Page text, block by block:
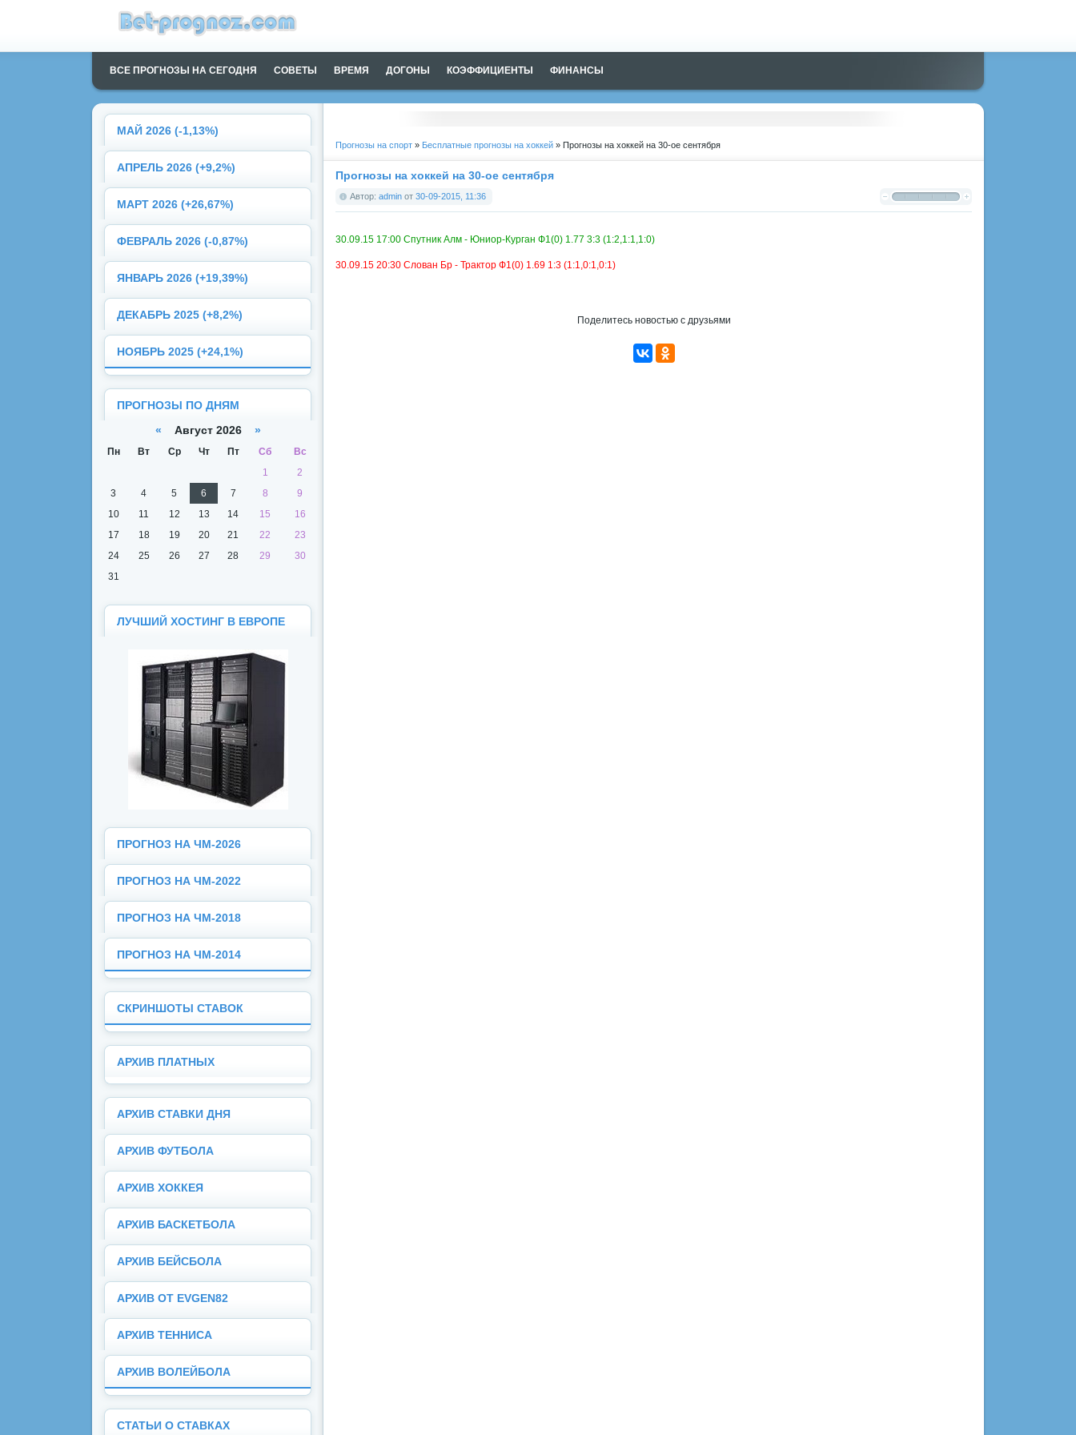
ВСЕ ПРОГНОЗЫ НА СЕГОДНЯ СОВЕТЫ ВРЕМЯ ДОГОНЫ КОЭФФИЦИЕНТЫ ФИНАНСЫ
Прогнозы на спорт » Бесплатные прогнозы на хоккей » Прогнозы на хоккей на 30-ое сентября
Прогнозы на хоккей на 30-ое сентября
Автор: admin от 30-09-2015, 11:36
30.09.15 17:00 Спутник Алм - Юниор-Курган Ф1(0) 1.77 3:3 (1:2,1:1,1:0)
30.09.15 20:30 Слован Бр - Трактор Ф1(0) 1.69 1:3 (1:1,0:1,0:1)
Поделитесь новостью с друзьями
МАЙ 2026 (-1,13%)
АПРЕЛЬ 2026 (+9,2%)
МАРТ 2026 (+26,67%)
ФЕВРАЛЬ 2026 (-0,87%)
ЯНВАРЬ 2026 (+19,39%)
ДЕКАБРЬ 2025 (+8,2%)
НОЯБРЬ 2025 (+24,1%)
ПРОГНОЗЫ ПО ДНЯМ
« Август 2026 »
Пн Вт Ср Чт Пт Сб
Вс
1
2
3
4 5 6 7 8
9
10
11 12 13 14 15
16
17
18 19 20 21 22
23
24
25 26 27 28 29
30
31
ЛУЧШИЙ ХОСТИНГ В ЕВРОПЕ
ПРОГНОЗ НА ЧМ-2026
ПРОГНОЗ НА ЧМ-2022
ПРОГНОЗ НА ЧМ-2018
ПРОГНОЗ НА ЧМ-2014
СКРИНШОТЫ СТАВОК
АРХИВ ПЛАТНЫХ
АРХИВ СТАВКИ ДНЯ
АРХИВ ФУТБОЛА
АРХИВ ХОККЕЯ
АРХИВ БАСКЕТБОЛА
АРХИВ БЕЙСБОЛА
АРХИВ ОТ EVGEN82
АРХИВ ТЕННИСА
АРХИВ ВОЛЕЙБОЛА
СТАТЬИ О СТАВКАХ